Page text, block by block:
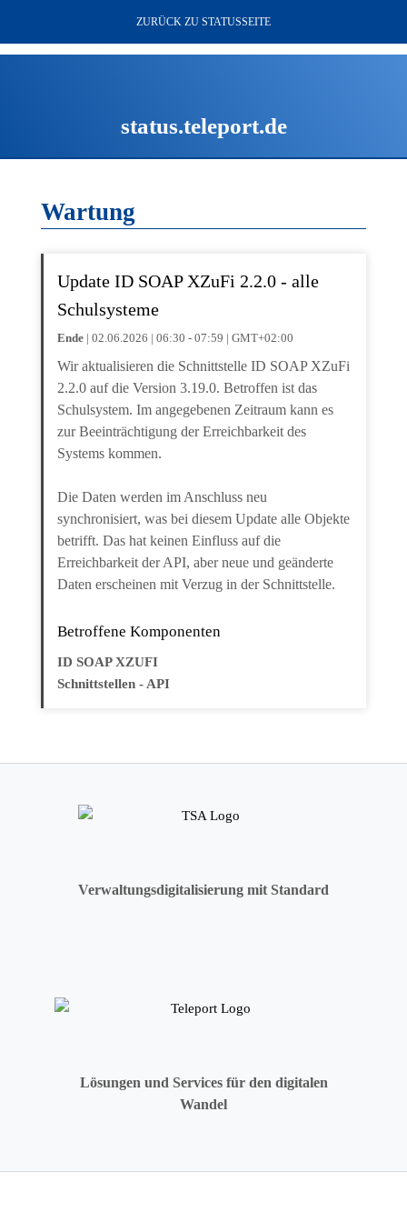
status.teleport.de
ZURÜCK ZU STATUSSEITE
Wartung
Update ID SOAP XZuFi 2.2.0 - alle
Schulsysteme
Ende | 02.06.2026 | 06:30 - 07:59 | GMT+02:00
Wir aktualisieren die Schnittstelle ID SOAP XZuFi
2.2.0 auf die Version 3.19.0. Betroffen ist das
Schulsystem. Im angegebenen Zeitraum kann es
zur Beeinträchtigung der Erreichbarkeit des
Systems kommen.
Die Daten werden im Anschluss neu
synchronisiert, was bei diesem Update alle Objekte
betrifft. Das hat keinen Einfluss auf die
Erreichbarkeit der API, aber neue und geänderte
Daten erscheinen mit Verzug in der Schnittstelle.
Betroffene Komponenten
ID SOAP XZUFI
Schnittstellen - API
Verwaltungsdigitalisierung mit Standard
Lösungen und Services für den digitalen
Wandel